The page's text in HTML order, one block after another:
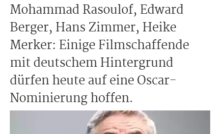
Mohammad Rasoulof, Edward
Berger, Hans Zimmer, Heike
Merker: Einige Filmschaffende
mit deutschem Hintergrund
dürfen heute auf eine Oscar-
Nominierung hoffen.